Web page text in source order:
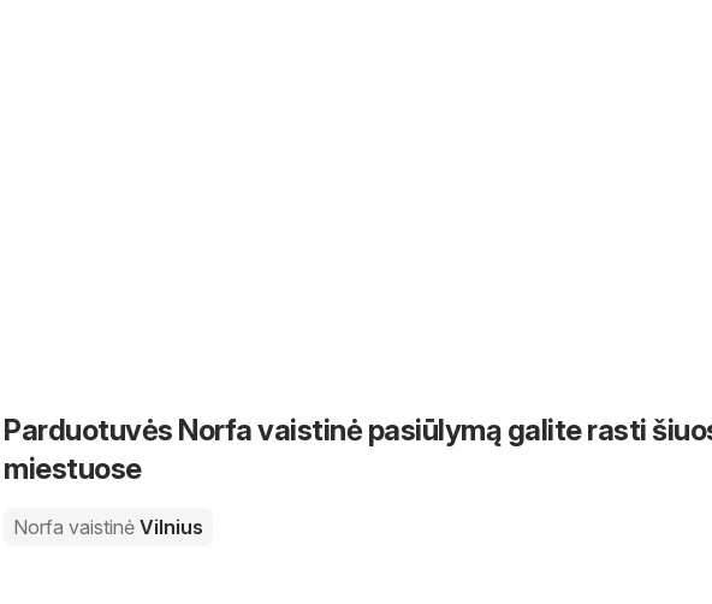
Parduotuvės Norfa vaistinė pasiūlymą galite rasti
miestuose
Norfa vaistinė Vilnius